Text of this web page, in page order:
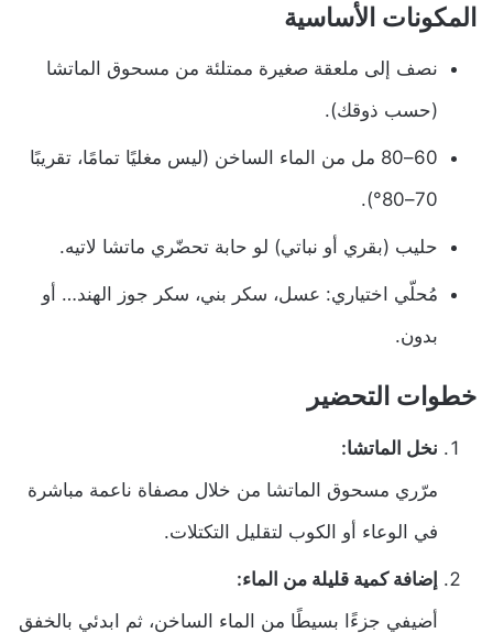
المكونات الأساسية
نصف إلى ملعقة صغيرة ممتلئة من مسحوق الماتشا
(حسب ذوقك).
60–80 مل من الماء الساخن (ليس مغليًا تمامًا، تقريبًا
70–80°).
حليب (بقري أو نباتي) لو حابة تحضّري ماتشا لاتيه.
مُحلّي اختياري: عسل، سكر بني، سكر جوز الهند… أو
بدون.
خطوات التحضير
نخل الماتشا:
مرّري مسحوق الماتشا من خلال مصفاة ناعمة مباشرة
في الوعاء أو الكوب لتقليل التكتلات.
إضافة كمية قليلة من الماء:
أضيفي جزءًا بسيطًا من الماء الساخن، ثم ابدئي بالخفق